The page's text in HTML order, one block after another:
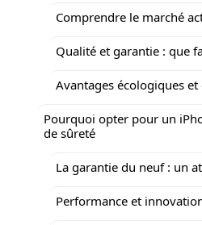
Comprendre le marché
Qualité et garantie : que
Avantages écologiques
Pourquoi opter pour un
de sûreté
La garantie du neuf : un
Performance et